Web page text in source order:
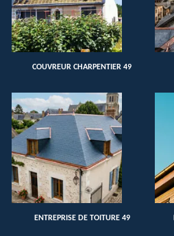
COUVREUR CHARPENTIER 49
ENTREPRISE DE TOITURE 49